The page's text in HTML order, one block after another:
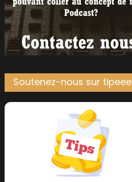
Soutenez-nous sur tipeee